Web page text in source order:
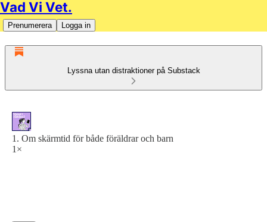
Vad Vi Vet.
Prenumerera Logga in
Lyssna utan distraktioner på Substack
1. Om skärmtid för både föräldrar och barn
1×